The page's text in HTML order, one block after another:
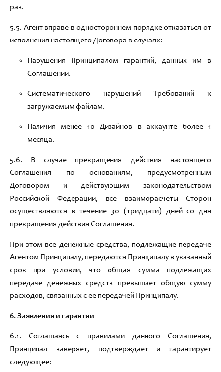
раз.
5.5. Агент вправе в одностороннем порядке отказаться от
исполнения настоящего Договора в случаях:
Нарушения Принципалом гарантий, данных им в
Соглашении.
Систематического нарушений Требований к
загружаемым файлам.
Наличия менее 10 Дизайнов в аккаунте более 1
месяца.
5.6. В случае прекращения действия настоящего
Соглашения по основаниям, предусмотренным
Договором и действующим законодательством
Российской Федерации, все взаиморасчеты Сторон
осуществляются в течение 30 (тридцати) дней со дня
прекращения действия Соглашения.
При этом все денежные средства, подлежащие передаче
Агентом Принципалу, передаются Принципалу в указанный
срок при условии,что общая сумма подлежащих
передаче денежных средств превышает общую сумму
расходов, связанных с ее передачей Принципалу.
6.Заявления и гарантии
6.1. Соглашаясь с правилами данного Соглашения,
Принципал заверяет, подтверждает и гарантирует
следующее: